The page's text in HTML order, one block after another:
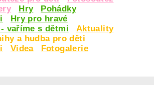
Hry
Pohádky
Hry pro hravé
vaříme s dětmi
Aktuality
a hudba pro děti
Videa
Fotogalerie